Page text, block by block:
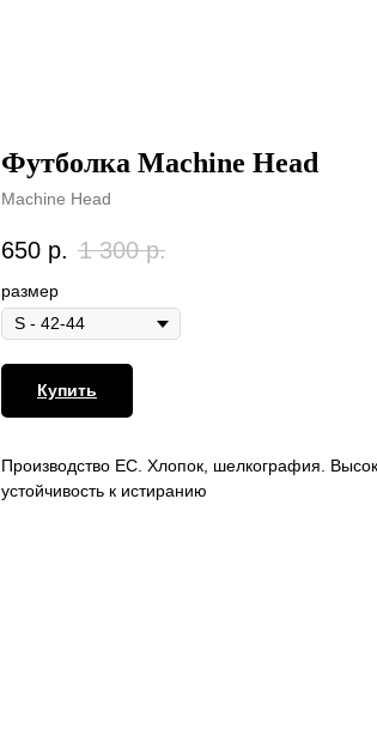
Футболка Machine Head
Machine Head
650 р. 1 300 р.
размер
Купить
Производство ЕС. Хлопок, шелкография.
устойчивость к истиранию